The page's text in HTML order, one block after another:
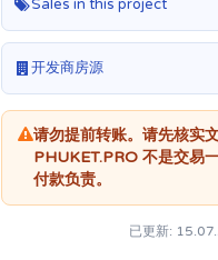
Sales in this project
开发商房源
请勿提前转账。请先核实
PHUKET.PRO 不是交易
付款负责。
已更新: